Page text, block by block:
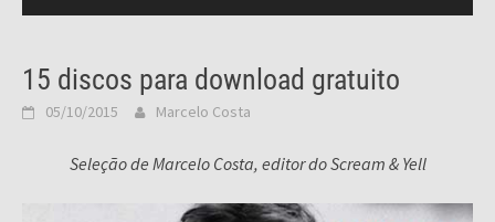
15 discos para download gratuito
05/10/2015 Marcelo Costa
Seleção de Marcelo Costa, editor do Scream & Yell